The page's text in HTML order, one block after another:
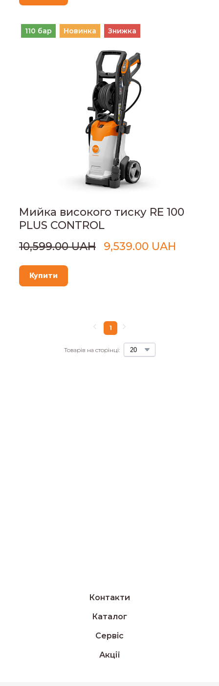
110 бар Новинка Знижка
Мийка високого тиску RE 100
PLUS CONTROL
10,599.00 UAH
9,539.00 UAH
Купити
Товарів на сторінці:
1
Контакти
Каталог
Сервіс
Акції